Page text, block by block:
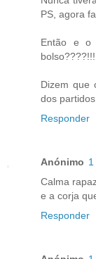
PS, agora
Então e o
Dizem que
dos
Responder
Anónimo
Calma
e a corja
Responder